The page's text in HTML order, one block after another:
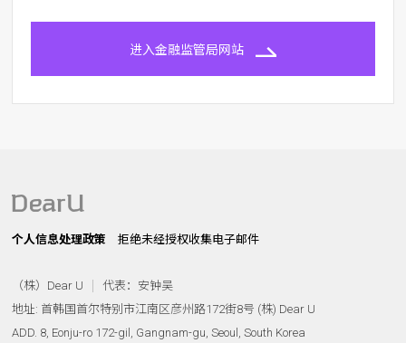
进入金融监管局网站
个人信息处理政策 拒绝未经授权收集电子邮件
（株）Dear U
代表：安钟吴
地址: 首韩国首尔特别市江南区彦州路172街8号 (株) Dear U
ADD. 8, Eonju-ro 172-gil, Gangnam-gu, Seoul, South Korea